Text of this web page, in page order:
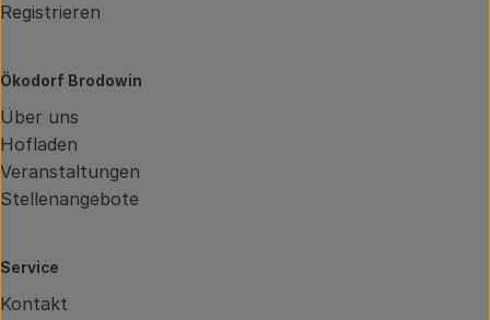
Registrieren
Ökodorf Brodowin
Über uns
Hofladen
Veranstaltungen
Stellenangebote
Service
Kontakt